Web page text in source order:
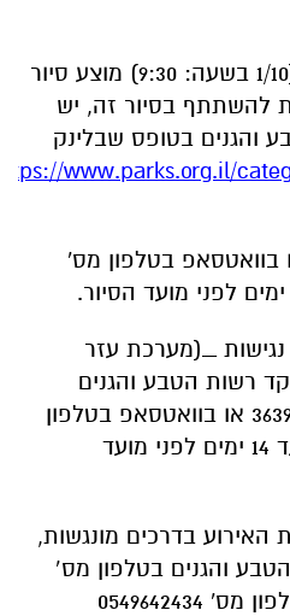
בסיור סובב מצודה זה (1/10 בשעה: 9:30) מוצע סיור
להשתתף בסיור זה, יש
והגנים בטופס שבלינק
www.parks.org.il/
מס’ *3639 או בוואטסאפ בטלפון מס'
_(מערכת עזר
רשות הטבע והגנים
באתר או בטלפון מס’ *3639 או בוואטסאפ בטלפון
מס' 0549642434 וזאת עד 14 ימים לפני מועד
האירוע בדרכים מונגשות,
והגנים בטלפון מס’